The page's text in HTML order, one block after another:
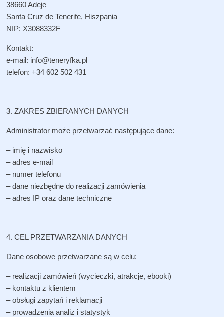
38660 Adeje
Santa Cruz de Tenerife, Hiszpania
NIP: X3088332F
Kontakt:
e-mail: info@teneryfka.pl
telefon: +34 602 502 431
3. ZAKRES ZBIERANYCH DANYCH
Administrator może przetwarzać następujące dane:
– imię i nazwisko
– adres e-mail
– numer telefonu
– dane niezbędne do realizacji zamówienia
– adres IP oraz dane techniczne
4. CEL PRZETWARZANIA DANYCH
Dane osobowe przetwarzane są w celu:
– realizacji zamówień (wycieczki, atrakcje, ebooki)
– kontaktu z klientem
– obsługi zapytań i reklamacji
– prowadzenia analiz i statystyk